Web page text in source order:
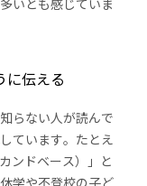
伝える
らない人が読んで
ています。たとえ
ンドベース）」と
学や不登校の子ど